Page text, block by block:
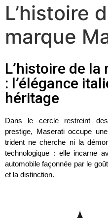
L’histoire
marque
L’histoire de
: l’élégance
héritage
Dans le cercle restreint
prestige, Maseratioccupe une
trident ne cherche ni la
technologique : elle incarne
automobile façonnée par le
et la distinction.